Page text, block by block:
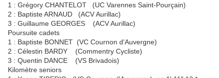
1 : Grégory CHANTELOT (UC Varennes Saint-Pourçain)
2 : Baptiste ARNAUD (ACV Aurillac)
3 : Guillaume GEORGES (ACV Aurillac)
Poursuite cadets
1 : Baptiste BONNET (VC Cournon d'Auvergne)
2 : Célestin BARDY (Commentry Cycliste)
3 : Quentin DANCE (VS Brivadois)
Kilomètre seniors